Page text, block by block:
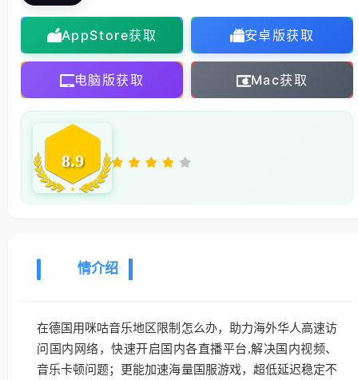
AppStore获取 安卓版获取
电脑版获取 Mac获取
8.9
情介绍
在德国用咪咕音乐地区限制怎么办，助力海外华人高速访
问国内网络，快速开启国内各直播平台,解决国内视频、
音乐卡顿问题；更能加速海量国服游戏，超低延迟稳定不